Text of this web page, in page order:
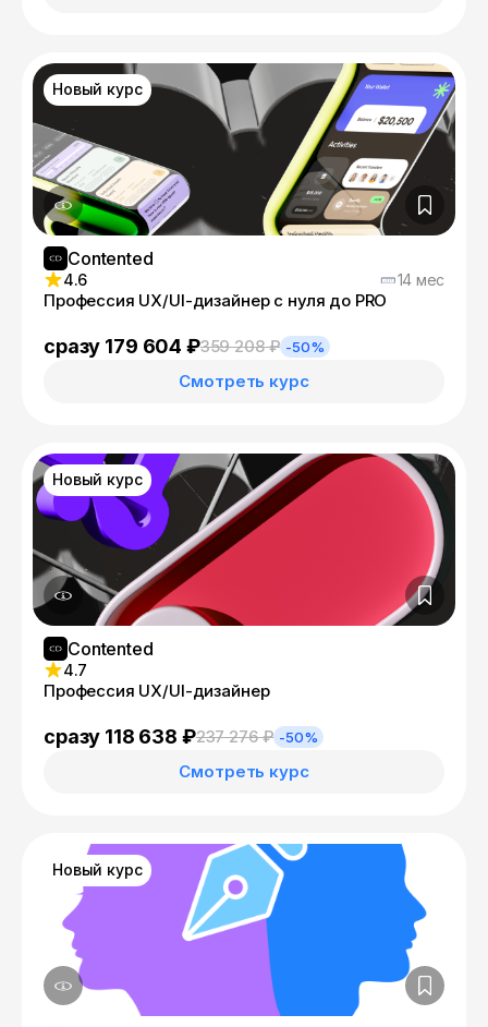
Новый курс
Contented
4.6 14 мес
Профессия UX/UI-дизайнер с нуля до PRO
сразу 179 604 ₽359 208 ₽ -50%
Смотреть курс
Новый курс
Contented
4.7
Профессия UX/UI-дизайнер
сразу 118 638 ₽237 276 ₽ -50%
Смотреть курс
Новый курс